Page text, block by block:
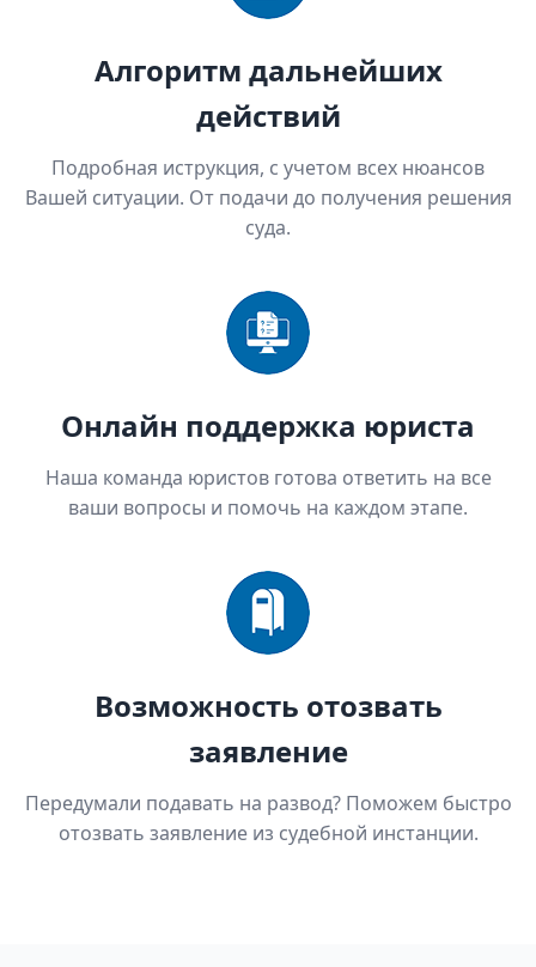
Алгоритм дальнейших
действий
Подробная иструкция, с учетом всех нюансов
Вашей ситуации. От подачи до получения решения
суда.
Онлайн поддержка юриста
Наша команда юристов готова ответить на все
ваши вопросы и помочь на каждом этапе.
Возможность отозвать
заявление
Передумали подавать на развод? Поможем быстро
отозвать заявление из судебной инстанции.